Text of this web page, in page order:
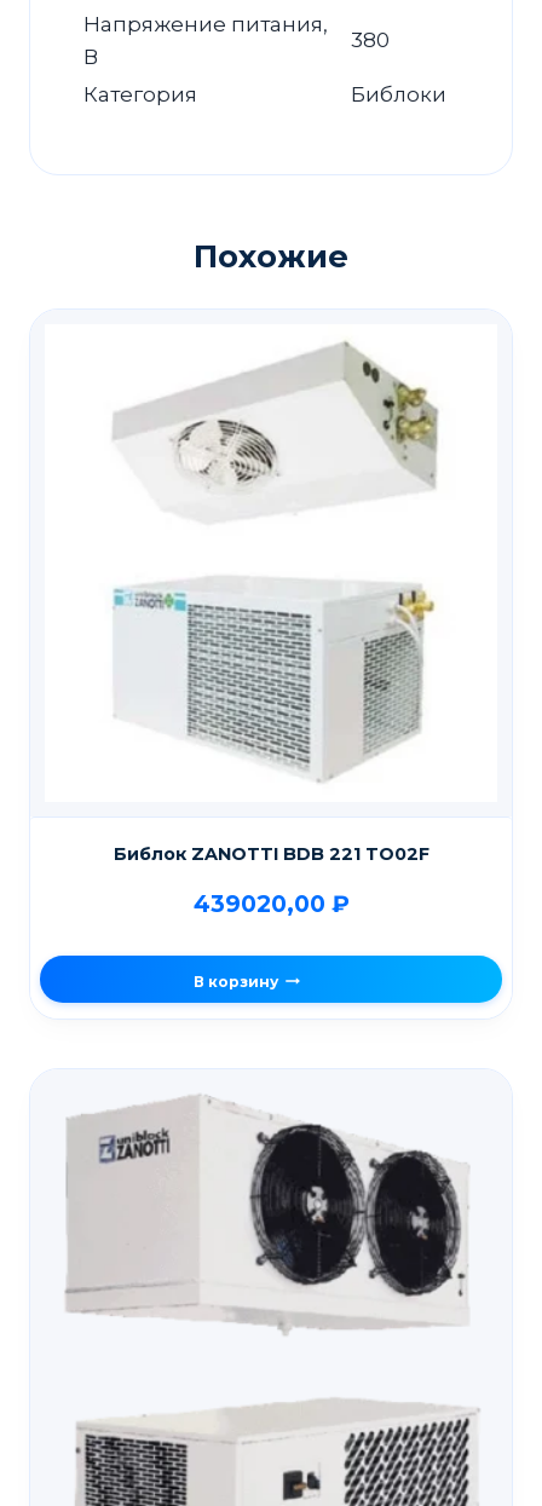
Напряжение питания,
В
380
Категория Библоки
Похожие
Библок ZANOTTI BDB 221 TO02F
439020,00 ₽
В корзину